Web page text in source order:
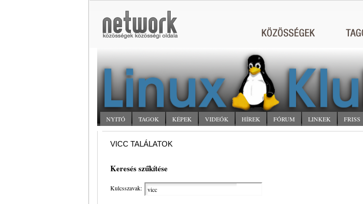
NYITÓ TAGOK KÉPEK VIDEÓK HÍREK FÓRUM LINKEK FRISS
VICC TALÁLATOK
Keresés szűkítése
Kulcsszavak: